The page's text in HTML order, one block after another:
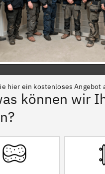
hier ein kostenloses Angebot
können wir